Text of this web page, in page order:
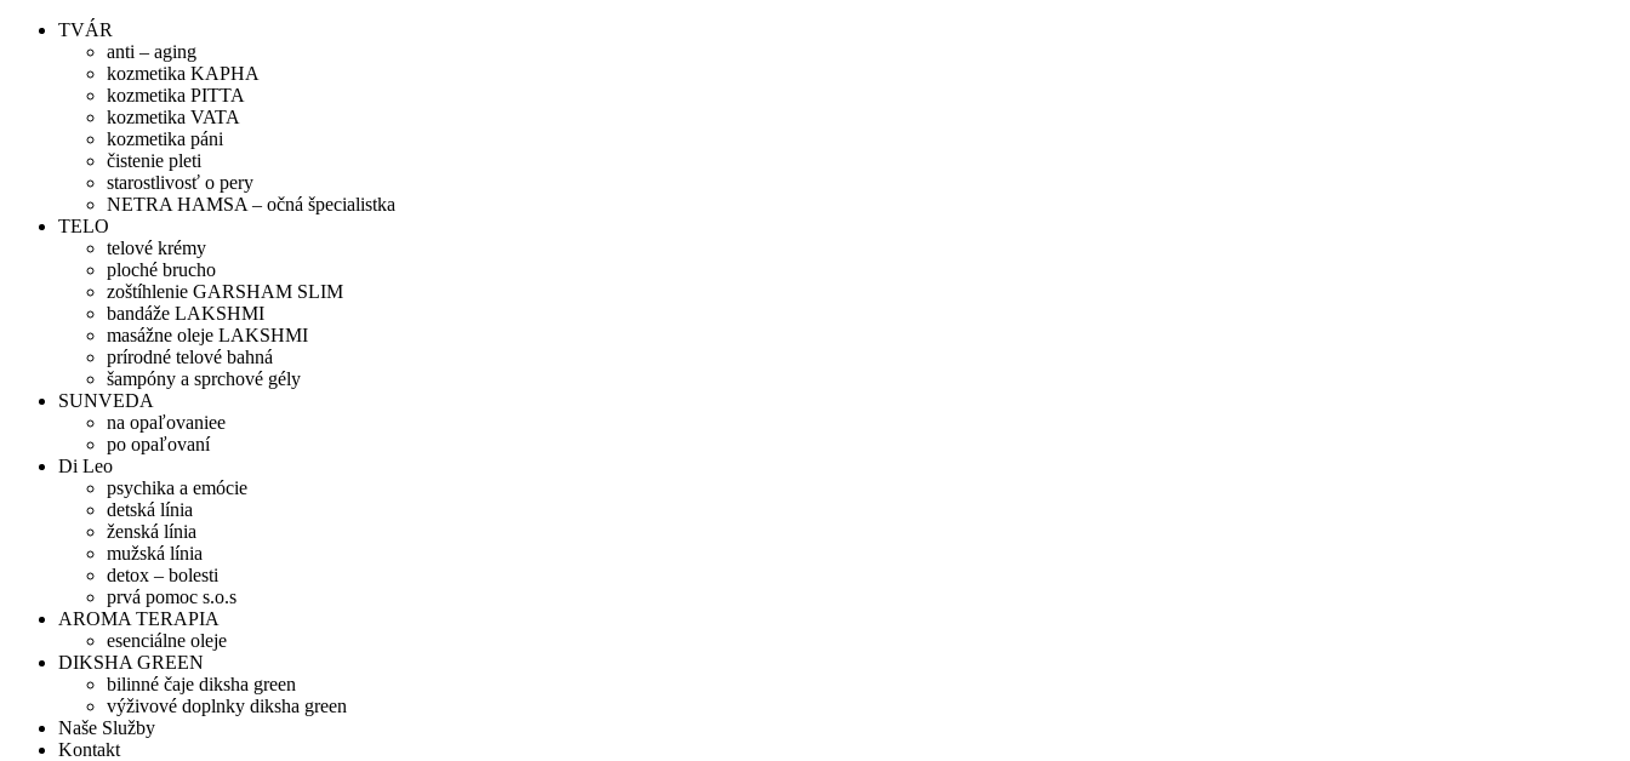
TVÁR
anti – aging
kozmetika KAPHA
kozmetika PITTA
kozmetika VATA
kozmetika páni
čistenie pleti
starostlivosť o pery
NETRA HAMSA – očná špecialistka
TELO
telové krémy
ploché brucho
zoštíhlenie GARSHAM SLIM
bandáže LAKSHMI
masážne oleje LAKSHMI
prírodné telové bahná
šampóny a sprchové gély
SUNVEDA
na opaľovaniee
po opaľovaní
Di Leo
psychika a emócie
detská línia
ženská línia
mužská línia
detox – bolesti
prvá pomoc s.o.s
AROMA TERAPIA
esenciálne oleje
DIKSHA GREEN
bilinné čaje diksha green
výživové doplnky diksha green
Naše Služby
Kontakt